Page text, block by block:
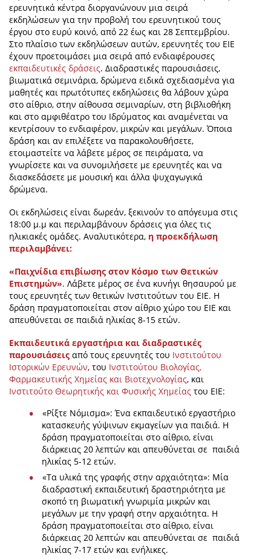
ερευνητικά κέντρα διοργανώνουν μια σειρά
εκδηλώσεων για την προβολή του ερευνητικού τους
έργου στο ευρύ κοινό, από 22 έως και 28 Σεπτεμβρίου.
Στο πλαίσιο των εκδηλώσεων αυτών, ερευνητές του ΕΙΕ
έχουν προετοιμάσει μια σειρά από ενδιαφέρουσες
εκπαιδευτικές δράσεις. Διαδραστικές παρουσιάσεις,
βιωματικά σεμινάρια, δρώμενα ειδικά σχεδιασμένα για
μαθητές και πρωτότυπες εκδηλώσεις θα λάβουν χώρα
στο αίθριο, στην αίθουσα σεμιναρίων, στη βιβλιοθήκη
και στο αμφιθέατρο του Ιδρύματος και αναμένεται να
κεντρίσουν το ενδιαφέρον, μικρών και μεγάλων. Όποια
δράση και αν επιλέξετε να παρακολουθήσετε,
ετοιμαστείτε να λάβετε μέρος σε πειράματα, να
γνωρίσετε και να συνομιλήσετε με ερευνητές και να
διασκεδάσετε με μουσική και άλλα ψυχαγωγικά
δρώμενα.
Οι εκδηλώσεις είναι δωρεάν, ξεκινούν το απόγευμα στις
18:00 μ.μ και περιλαμβάνουν δράσεις για όλες τις
ηλικιακές ομάδες. Αναλυτικότερα, η προεκδήλωση
περιλαμβάνει:
«Παιχνίδια επιβίωσης στον Κόσμο των Θετικών
Επιστημών». Λάβετε μέρος σε ένα κυνήγι θησαυρού με
τους ερευνητές των θετικών Ινστιτούτων του ΕΙΕ. Η
δράση πραγματοποιείται στον αίθριο χώρο του ΕΙΕ και
απευθύνεται σε παιδιά ηλικίας 8-15 ετών.
Εκπαιδευτικά εργαστήρια και διαδραστικές
παρουσιάσεις από τους ερευνητές του Ινστιτούτου
Ιστορικών Ερευνών, του Ινστιτούτου Βιολογίας,
Φαρμακευτικής Χημείας και Βιοτεχνολογίας, και
Ινστιτούτο Θεωρητικής και Φυσικής Χημείας του ΕΙΕ:
«Ρίξτε Νόμισμα»: Ένα εκπαιδευτικό εργαστήριο
κατασκευής γύψινων εκμαγείων για παιδιά. Η
δράση πραγματοποιείται στο αίθριο, είναι
διάρκειας 20 λεπτών και απευθύνεται σε παιδιά
ηλικίας 5-12 ετών.
«Τα υλικά της γραφής στην αρχαιότητα»: Μία
διαδραστική εκπαιδευτική δραστηριότητα με
σκοπό τη βιωματική γνωριμία μικρών και
μεγάλων με την γραφή στην αρχαιότητα. Η
δράση πραγματοποιείται στο αίθριο, είναι
διάρκειας 20 λεπτών και απευθύνεται σε παιδιά
ηλικίας 7-17 ετών και ενήλικες.